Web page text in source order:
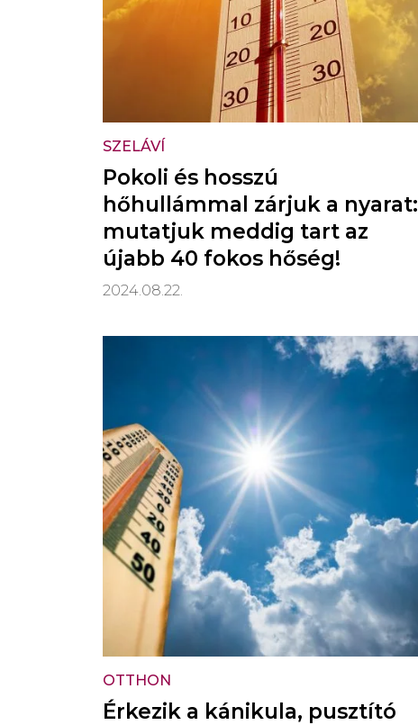
SZELÁVÍ
Pokoli és hosszú
hőhullámmal zárjuk a nyarat:
mutatjuk meddig tart az
újabb 40 fokos hőség!
2024.08.22.
OTTHON
Érkezik a kánikula, pusztító